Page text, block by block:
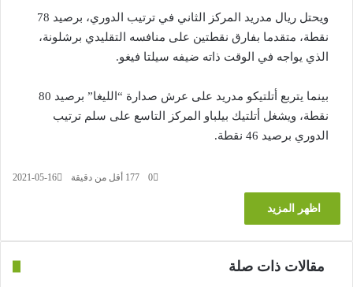
ويحتل ريال مدريد المركز الثاني في ترتيب الدوري، برصيد 78
نقطة، متقدما بفارق نقطتين على منافسه التقليدي برشلونة،
الذي يواجه في الوقت ذاته ضيفه سيلتا فيغو.
بينما يتربع أتلتيكو مدريد على عرش صدارة “الليغا” برصيد 80
نقطة، ويشغل أتلتيك بيلباو المركز التاسع على سلم ترتيب
الدوري برصيد 46 نقطة.
2021-05-16 0 أقل من دقيقة
اظهر المزيد
مقالات ذات صلة